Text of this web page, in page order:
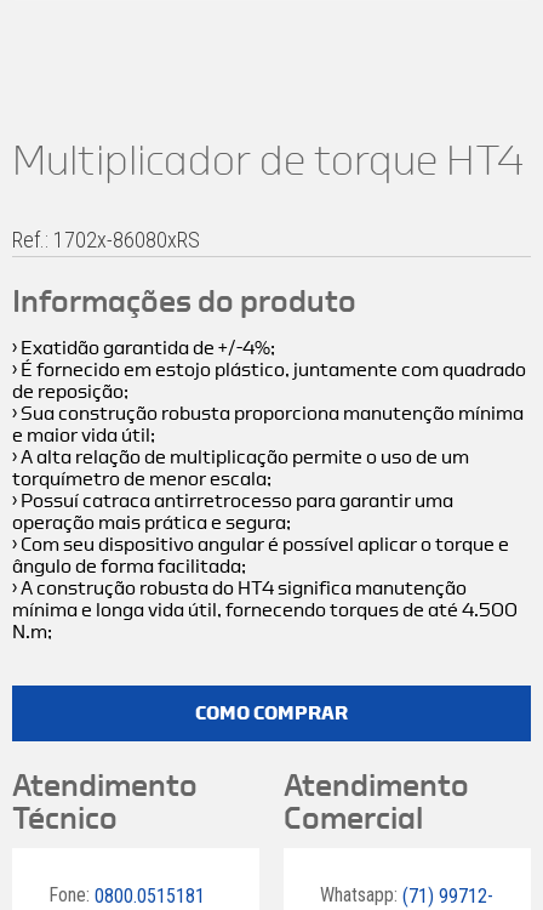
Multiplicador de torque HT4
Ref.: 1702x-86080xRS
Informações do produto
› Exatidão garantida de +/-4%;
› É fornecido em estojo plástico, juntamente com quadrado
de reposição;
› Sua construção robusta proporciona manutenção mínima
e maior vida útil;
› A alta relação de multiplicação permite o uso de um
torquímetro de menor escala;
› Possuí catraca antirretrocesso para garantir uma
operação mais prática e segura;
› Com seu dispositivo angular é possível aplicar o torque e
ângulo de forma facilitada;
› A construção robusta do HT4 significa manutenção
mínima e longa vida útil, fornecendo torques de até 4.500
N.m;
COMO COMPRAR
Atendimento
Técnico
Fone: 0800.0515181
Atendimento
Comercial
Whatsapp: (71) 99712-